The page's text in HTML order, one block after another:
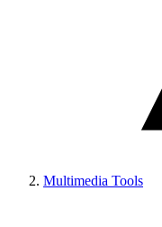
Multimedia Tools